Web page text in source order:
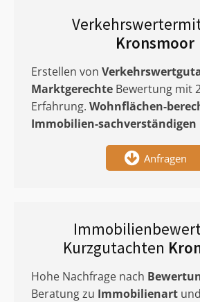
Kronsmoor
Erstellen von
Marktgerechte Bewertung mit
Erfahrung. Wohnflächen-
Immobilien-sachverständigen
Anfragen
Kurzgutachten
Hohe Nachfrage nach
Beratung zu Immobilienart